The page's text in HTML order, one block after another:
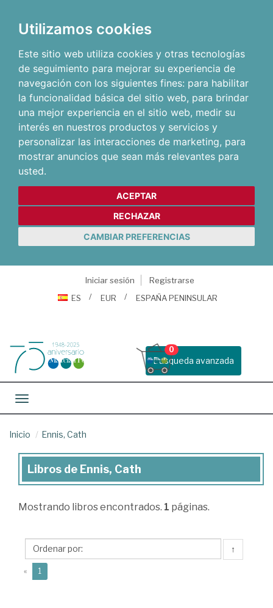
Utilizamos cookies
Este sitio web utiliza cookies y otras tecnologías
de seguimiento para mejorar su experiencia de
navegación con los siguientes fines: para habilitar
la funcionalidad básica del sitio web, para brindar
una mejor experiencia en el sitio web, medir su
interés en nuestros productos y servicios y
personalizar las interacciones de marketing, para
mostrar anuncios que sean más relevantes para
usted.
ACEPTAR
RECHAZAR
CAMBIAR PREFERENCIAS
Iniciar sesión
Registrarse
ES
EUR ESPAÑA PENINSULAR
Busqueda avanzada
0
Toggle navigation
Inicio Ennis, Cath
Libros
Ennis,
Libros de Ennis, Cath
Mostrando libros encontrados. 1 páginas.
↑
« 1